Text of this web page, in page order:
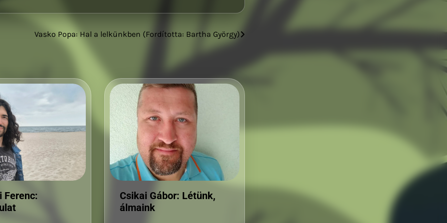
Vasko Popa: Hal a lelkünkben (Fordította: Bartha György)
Ferenc:
Csikai Gábor: Létünk,
álmaink